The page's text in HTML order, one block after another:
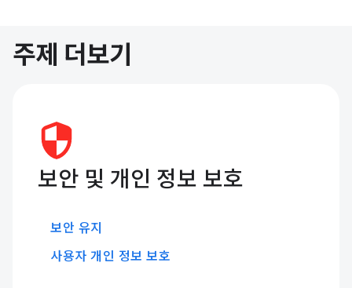
주제 더보기
보안 및 개인 정보 보호
보안 유지
사용자 개인 정보 보호